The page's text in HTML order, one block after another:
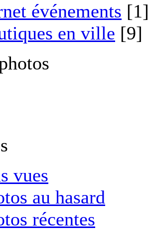
événements [1]
en ville [9]
vues
au hasard
récentes